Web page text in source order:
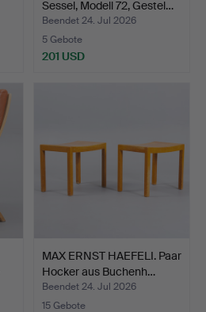
Sessel, Modell 72, Gestel…
Beendet 24. Jul 2026
5 Gebote
201 USD
MAX ERNST HAEFELI. Paar
Hocker aus Buchenh…
Beendet 24. Jul 2026
15 Gebote